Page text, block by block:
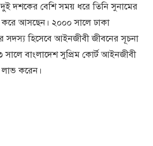
দশকের বেশি সময় ধরে তিনি সুনামের
করে আসছেন। ২০০০ সালে ঢাকা
সদস্য হিসেবে আইনজীবী জীবনের সূচনা
বাংলাদেশ সুপ্রিম কোর্ট আইনজীবী
করেন।